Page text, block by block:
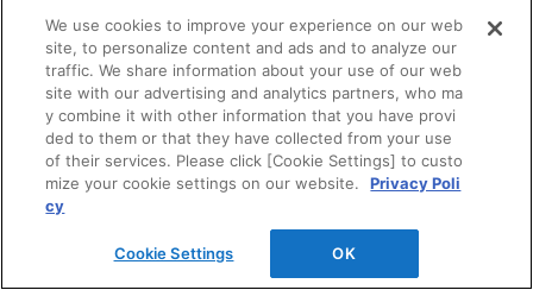
修理・点検
お問い合わせ
ログイン
建築・設計関係者様向けサイト
ユーザー登録サービス
We use cookies to improve your experience on our web
site, to personalize content and ads and to analyze our
traffic. We share information about your use of our web
site with our advertising and analytics partners, who ma
y combine it with other information that you have provi
ded to them or that they have collected from your use
of their services. Please click [Cookie Settings] to custo
mize your cookie settings on our website.
Privacy Poli
cy
Cookie Settings OK